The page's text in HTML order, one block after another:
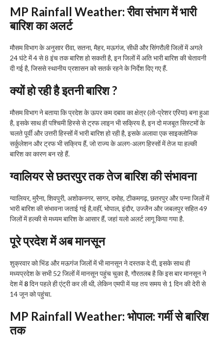
MP Rainfall Weather:रीवा संभाग में भारी
बारिश का अलर्ट
मौसम विभाग के अनुसार रीवा, सतना, मैहर, मऊगंज, सीधी और सिंगरौली जिलों में अगले
24 घंटे में 4 से 8 इंच तक बारिश हो सकती है, इन जिलों में अति भारी बारिश की चेतावनी
दी गई है, जिससे स्थानीय प्रशासन को सतर्क रहने के निर्देश दिए गए हैं.
क्यों हो रही है इतनी बारिश ?
मौसम विभाग ने बताया कि प्रदेश के ऊपर कम दबाव का क्षेत्र (लो-प्रेशर एरिया) बना हुआ
है, इसके साथ ही पश्चिमी हिस्से से ट्रफ लाइन भी सक्रिय है, इन दो मजबूत सिस्टमों के
चलते पूर्वी और उत्तरी हिस्सों में भारी बारिश हो रही है, इसके अलावा एक साइक्लोनिक
सर्कुलेशन और ट्रफ भी सक्रिय हैं, जो राज्य के अलग-अलग हिस्सों में तेज या हल्की
बारिश का कारण बन रहे हैं.
ग्वालियर से छतरपुर तक तेज बारिश की संभावना
ग्वालियर, मुरैना, शिवपुरी, अशोकनगर, सागर, दमोह, टीकमगढ़, छतरपुर और पन्ना जिलों में
भारी बारिश की संभावना जताई गई है,वहीं, भोपाल, इंदौर, उज्जैन और जबलपुर सहित 49
जिलों में हल्की से मध्यम बारिश के आसार हैं, जहां यलो अलर्ट लागू किया गया है.
पूरे प्रदेश में अब मानसून
शुक्रवार को भिंड और मऊगंज जिलों में भी मानसून ने दस्तक दे दी, इसके साथ ही
मध्यप्रदेश के सभी 52 जिलों में मानसून पहुंच चुका है, गौरतलब है कि इस बार मानसून ने
देश में8दिन पहले ही एंट्री कर ली थी, लेकिन एमपी में यह तय समय से 1 दिन की देरी से
14 जून को पहुंचा.
MP Rainfall Weather: भोपाल: गर्मी से बारिश
तक